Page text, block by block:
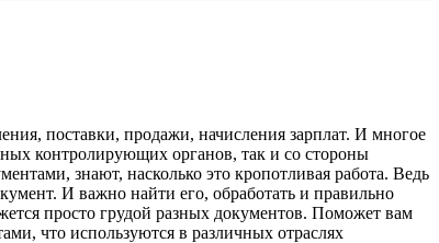
поставки, продажи, начисления зарплат. И многое
контролирующих органов, так и со стороны
знают, насколько это кропотливая работа. Ведь
И важно найти его, обработать и правильно
просто грудой разных документов. Поможет вам
что используются в различных отраслях